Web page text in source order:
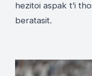
hezitoi aspak t’i
beratasit.